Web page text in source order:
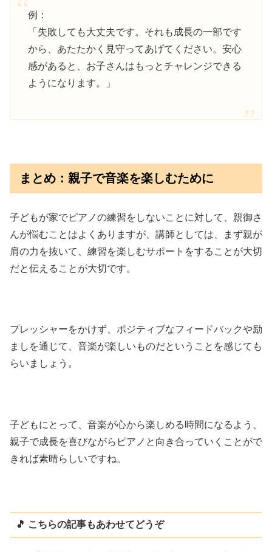
例：
「失敗しても大丈夫です。それも成長の一部です
から、あたたかく見守ってあげてください。安心
感があると、お子さんはもっとチャレンジできる
ようになります。」
まとめ：親子で音楽を楽しむために
子どもが家でピアノの練習をしないことに対して、親御さ
んが悩むことはよくありますが、講師としては、まず親が
肩の力を抜いて、練習を楽しむサポートをすることが大切
だと伝えることが大切です。
プレッシャーをかけず、ポジティブなフィードバックや励
ましを通じて、音楽が楽しいものだということを感じても
らいましょう。
子どもにとって、音楽が心から楽しめる時間になるよう、
親子で成長を喜びながらピアノと向き合っていくことがで
きれば素晴らしいですね。
🎵 こちらの記事もあわせてどうぞ